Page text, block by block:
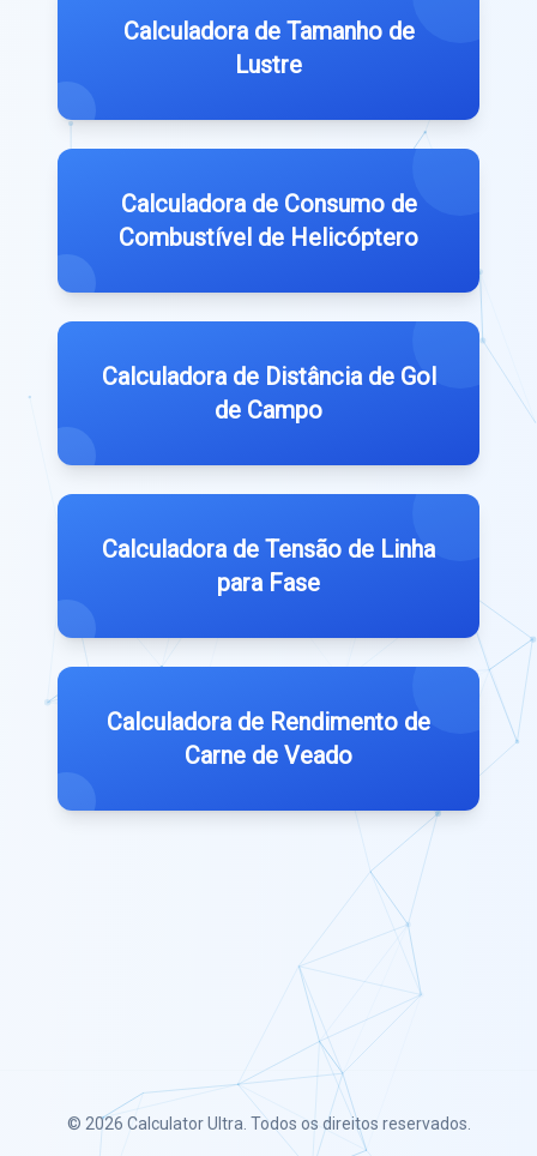
Calculadora de Tamanho de
Lustre
Calculadora de Consumo de
Combustível de Helicóptero
Calculadora de Distância de Gol
de Campo
Calculadora de Tensão de Linha
para Fase
Calculadora de Rendimento de
Carne de Veado
© 2026 Calculator Ultra . Todos os direitos reservados.